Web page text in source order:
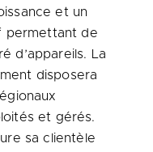
et un
permettant de
d’appareils. La
disposera
et gérés.
sa clientèle